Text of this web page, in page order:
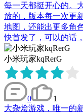
每一天都挺开心的。
放的，版本每一次更
地图，还能出更多角
快首发了，可以的话
小米玩家kqRerG
0
1
大杂烩游戏，唯一的